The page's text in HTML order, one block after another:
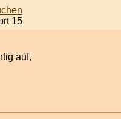
15
auf,